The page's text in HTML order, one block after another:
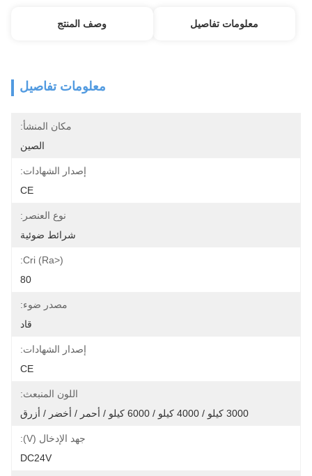
معلومات تفاصيل وصف المنتج
معلومات تفاصيل
مكان المنشأ:
الصين
إصدار الشهادات:
CE
نوع العنصر:
شرائط ضوئية
Cri (ra>):
80
مصدر ضوء:
قاد
إصدار الشهادات:
CE
اللون المنبعث:
3000 كيلو / 4000 كيلو / 6000 كيلو / أحمر / أخضر / أزرق
جهد الإدخال (v):
DC24V